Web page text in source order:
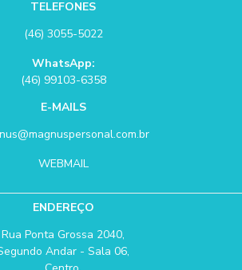
TELEFONES
(46) 3055-5022
WhatsApp:
(46) 99103-6358
E-MAILS
WEBMAIL
ENDEREÇO
Rua Ponta Grossa 2040,
Andar - Sala 06,